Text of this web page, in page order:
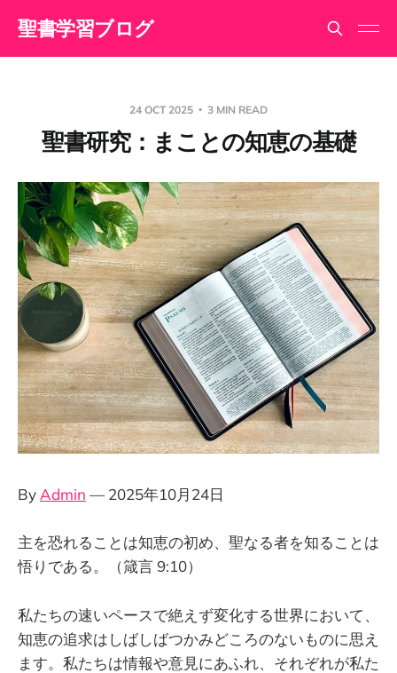
聖書学習ブログ
24 OCT 2025 3 MIN READ
聖書研究：まことの知恵の基礎
ByAdmin — 2025年10月24日
主を恐れることは知恵の初め、聖なる者を知ることは
悟りである。（箴言 9:10）
私たちの速いペースで絶えず変化する世界において、
知恵の追求はしばしばつかみどころのないものに思え
ます。私たちは情報や意見にあふれ、それぞれが私た